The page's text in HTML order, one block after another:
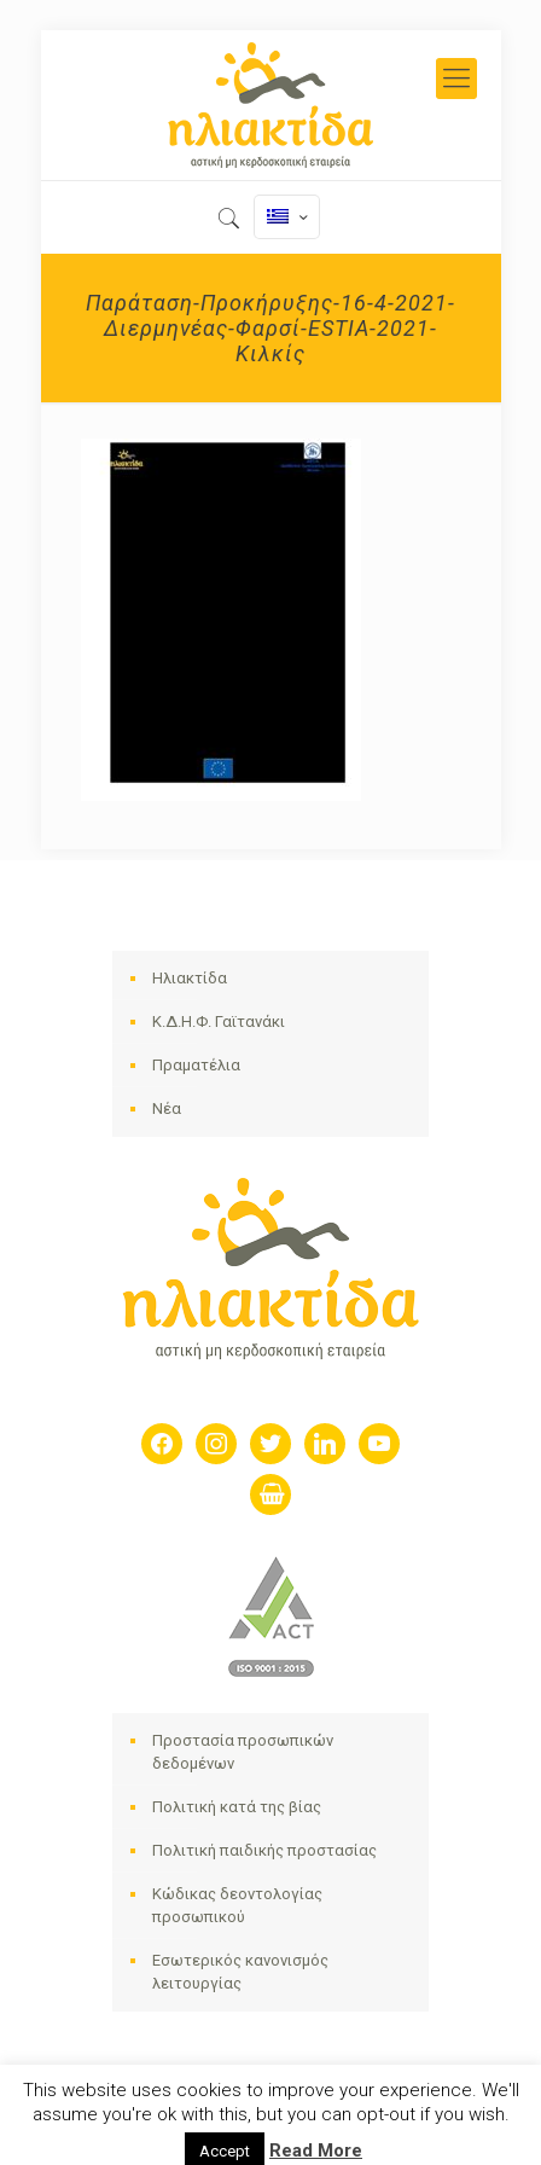
Παράταση-Προκήρυξης-16-4-2021-
Διερμηνέας-Φαρσί-ESTIA-2021-
Κιλκίς
Ηλιακτίδα
Κ.Δ.Η.Φ. Γαϊτανάκι
Πραματέλια
Νέα
facebookinstagramtwitter linkedin youtube
shopping-
basket
Προστασία προσωπικών
δεδομένων
Πολιτική κατά της βίας
Πολιτική παιδικής προστασίας
Κώδικας δεοντολογίας
προσωπικού
Εσωτερικός κανονισμός
λειτουργίας
Ηλιακτίδα ΑΜΚΕ © 2024 - All Right Reserved
Αριθμός Γ.Ε.ΜΗ. 141258642000
This website uses cookies to improve your experience. We'll
assume you're ok with this, but you can opt-out if you wish.
Accept Read More